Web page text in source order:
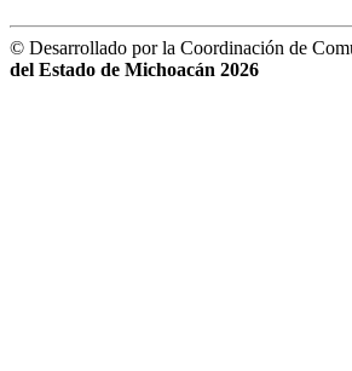
© Desarrollado por la Coordinación de
del Estado de Michoacán 2026